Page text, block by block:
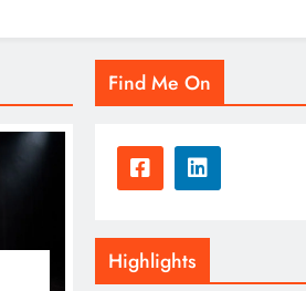
Find Me On
Highlights